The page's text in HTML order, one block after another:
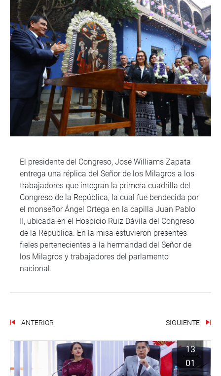
El presidente del Congreso, José Williams Zapata
entrega una réplica del Señor de los Milagros a los
trabajadores que integran la primera cuadrilla del
Congreso de la República, la cual fue bendecida por
el monseñor Ángel Ortega en la capilla Juan Pablo
II, ubicada en el Hospicio Ruiz Dávila del Congreso
de la República. En la misa estuvieron presentes
fieles pertenecientes a la hermandad del Señor de
los Milagros y trabajadores del parlamento
nacional.
ANTERIOR SIGUIENTE
13
01